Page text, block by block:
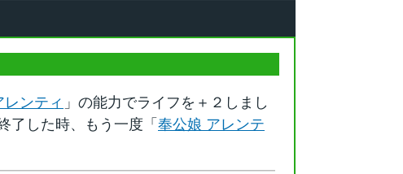
ンティ 」の能力でライフを＋２しまし
了した時、もう一度「 奉公娘 アレンテ